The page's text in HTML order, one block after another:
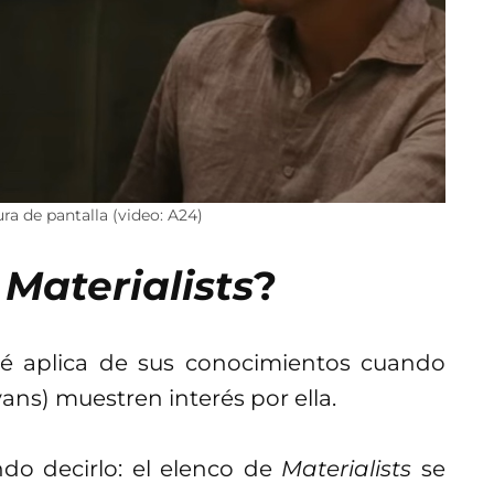
de pantalla (video: A24)
Materialists?
aplica de sus conocimientos cuando
muestren interés por ella.
decirlo: el elenco de Materialistsse